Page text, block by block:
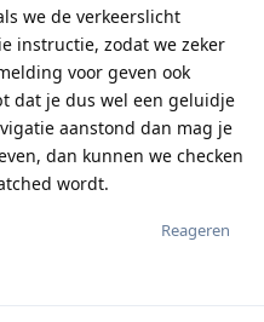
we de verkeerslicht
instructie, zodat we zeker
voor geven ook
dat je dus wel een geluidje
aanstond dan mag je
dan kunnen we checken
wordt.
Reageren